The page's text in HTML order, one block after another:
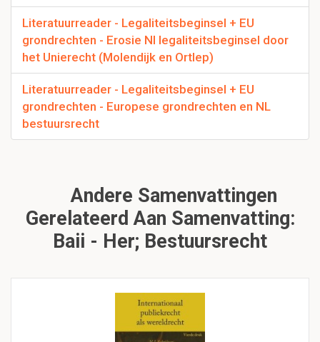
Literatuurreader - Legaliteitsbeginsel + EU
grondrechten - Erosie Nl legaliteitsbeginsel door
het Unierecht (Molendijk en Ortlep)
Literatuurreader - Legaliteitsbeginsel + EU
grondrechten - Europese grondrechten en NL
bestuursrecht
Andere Samenvattingen
Gerelateerd Aan Samenvatting:
Baii - Her; Bestuursrecht